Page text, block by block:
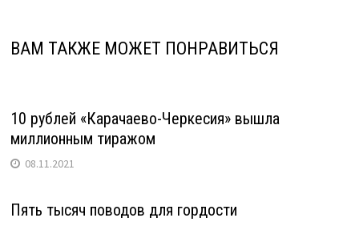
ВАМ ТАКЖЕ МОЖЕТ ПОНРАВИТЬСЯ
10 рублей «Карачаево-Черкесия» вышла
миллионным тиражом
08.11.2021
Пять тысяч поводов для гордости